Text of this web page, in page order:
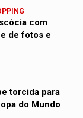
com
de fotos e
torcida para
do Mundo